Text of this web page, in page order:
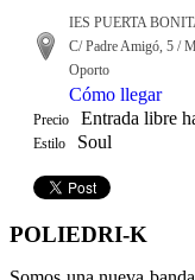
IES PUERTA
C/ Padre Amigó, 5 /
Oporto
Cómo llegar
Precio Entrada libre
Estilo Soul
POLIEDRI-K